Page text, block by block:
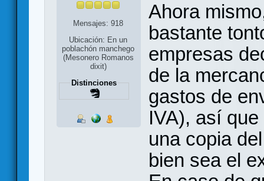
Mensajes: 918
Ubicación: En un
poblachón manchego
(Mesonero Romanos
dixit)
Distinciones
Ahora
bastante
empresas
de la
gastos de
IVA), así
una copia
bien sea el